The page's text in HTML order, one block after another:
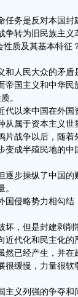
任务是反对本国
转为旧民族主义
质及其基本特征
和人民大众的矛
国主义和中华民
。
代以来中国在外
属于资本主义世
片战争以后，随
成半殖民地的中
步操纵了中国的
国侵略势力相勾
坏，但是封建剥
代化和民主化的
然已经产生，并
很缓慢，力量很
义列强的争夺和